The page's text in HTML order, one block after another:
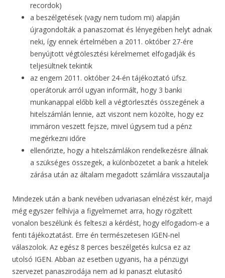
recordok)
a beszélgetések (vagy nem tudom mi) alapján
újragondolták a panaszomat és lényegében helyt adnak
neki, így ennek értelmében a 2011. október 27-ére
benyújtott végtölesztési kérelmemet elfogadják és
teljesültnek tekintik
az engem 2011. október 24-én tájékoztató üfsz.
operátoruk arról ugyan informált, hogy 3 banki
munkanappal előbb kell a végtörlesztés összegének a
hitelszámlán lennie, azt viszont nem közölte, hogy ez
immáron veszett fejsze, mivel úgysem tud a pénz
megérkezni időre
ellenőrizte, hogy a hitelszámlákon rendelkezésre állnak
a szükséges összegek, a különbözetet a bank a hitelek
zárása után az általam megadott számlára visszautalja
Mindezek után a bank nevében udvariasan elnézést kér, majd
még egyszer felhívja a figyelmemet arra, hogy rögzített
vonalon beszélünk és felteszi a kérdést, hogy elfogadom-e a
fenti tájékoztatást. Erre én természetesen IGEN-nel
válaszolok. Az egész 8 perces beszélgetés kulcsa ez az
utolsó IGEN. Abban az esetben ugyanis, ha a pénzügyi
szervezet panaszirodája nem ad ki panaszt elutasító